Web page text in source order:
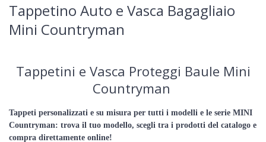
Tappetino Auto e Vasca Bagagliaio
Mini Countryman
Tappetini e Vasca Proteggi Baule Mini
Countryman
Tappeti personalizzati e su misura per tutti i modelli e le serie MINI
Countryman: trova il tuo modello, scegli tra i prodotti del catalogo e
compra direttamente online!